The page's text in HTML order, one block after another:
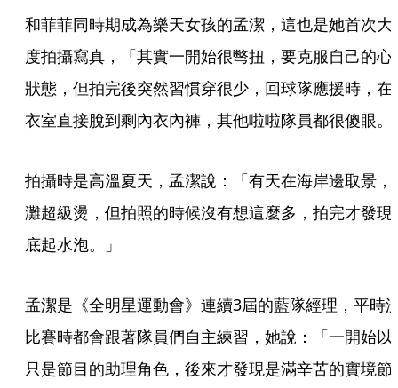
和菲菲同時期成為樂天女孩的孟潔，這也是她首次大
度拍攝寫真，「其實一開始很彆扭，要克服自己的心
狀態，但拍完後突然習慣穿很少，回球隊應援時，在
衣室直接脫到剩內衣內褲，其他啦啦隊員都很傻眼。
拍攝時是高溫夏天，孟潔說：「有天在海岸邊取景，
灘超級燙，但拍照的時候沒有想這麼多，拍完才發現
底起水泡。」
孟潔是《全明星運動會》連續3屆的藍隊經理，平時
比賽時都會跟著隊員們自主練習，她說：「一開始以
只是節目的助理角色，後來才發現是滿辛苦的實境節